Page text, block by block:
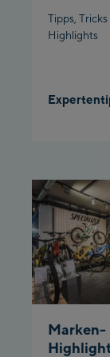
Tipps,
Highlights
Marken-